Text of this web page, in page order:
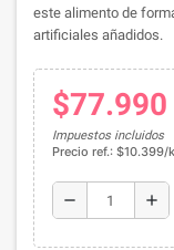
este alimento de
artificiales añadidos.
$77.990
Impuestos incluidos
Precio ref.: $10.399/
remove add